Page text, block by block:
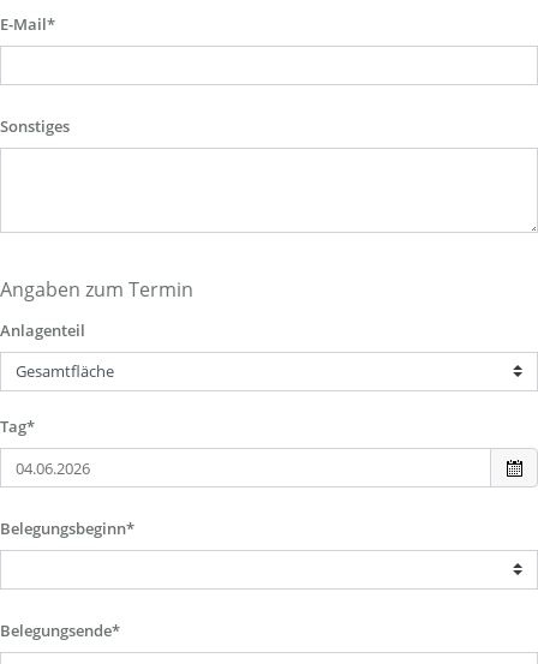
E-Mail*
Sonstiges
Angaben zum Termin
Anlagenteil
Tag*
Belegungsbeginn*
Belegungsende*